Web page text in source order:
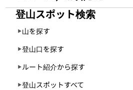
登山スポット検索
山を探す
登山口を探す
ルート紹介から探す
登山スポットすべて